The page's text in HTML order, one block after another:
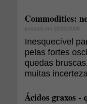
Commodities:
postado em 30/12/2008
Inesquecível
pelas fortes
quedas
muitas
Ácidos graxos -